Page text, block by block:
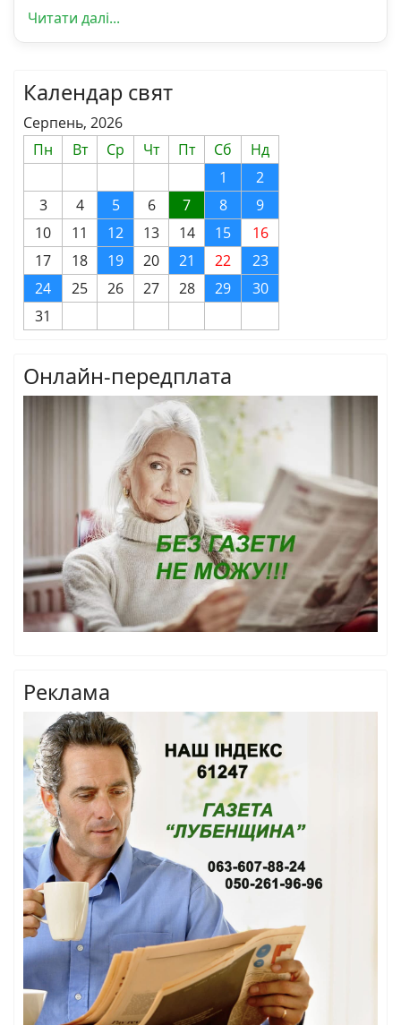
Читати далі...
Календар свят
Серпень, 2026
Пн
Вт Ср Чт Пт Сб
Нд
1
2
3
4 5 6 7 8
9
10
11 12 13 14 15
16
17
18 19 20 21 22
23
24
25 26 27 28 29
30
31
Онлайн-передплата
Реклама